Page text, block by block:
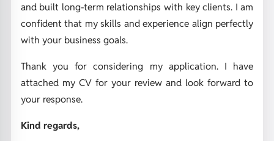
and built long-term relationships with key clients. I am
confident that my skills and experience align perfectly
with your business goals.
Thank you for considering my application. I have
attached my CV for your review and look forward to
your response.
Kind regards,